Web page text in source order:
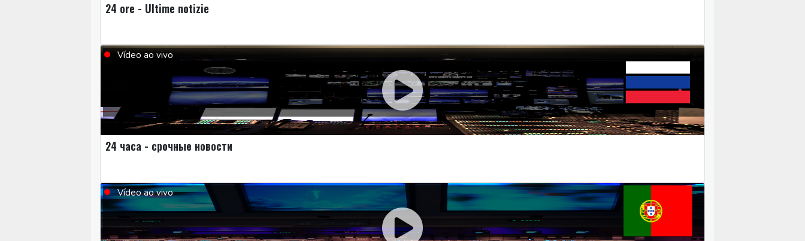
24 ore - Ultime notizie
Vídeo ao vivo
24 часа - срочные новости
Vídeo ao vivo